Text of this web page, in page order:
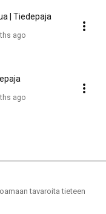
| Tiedepaja
ago
ago
tavaroita tieteen